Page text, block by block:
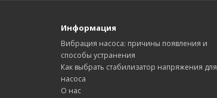
Информация
Вибрация насоса: причины появления и
способы устранения
Как выбрать стабилизатор напряжения для
насоса
О нас